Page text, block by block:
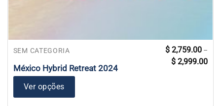
SEM CATEGORIA
México Hybrid Retreat 2024
$ 2,759.00 –
$ 2,999.00de
Ver opções
Este
tem
várias
variantes.
As